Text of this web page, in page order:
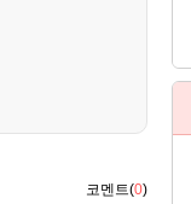
코멘트(0)